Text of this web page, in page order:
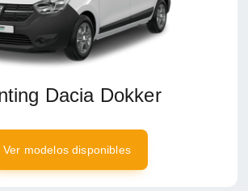
Dacia Dokker
Ver modelos disponibles